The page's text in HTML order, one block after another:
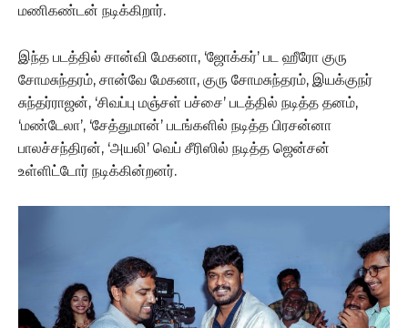
மணிகண்டன் நடிக்கிறார்.
இந்த படத்தில் சான்வி மேகனா, ‘ஜோக்கர்’ பட ஹீரோ குரு
சோமசுந்தரம், சான்வே மேகனா, குரு சோமசுந்தரம், இயக்குநர்
சுந்தர்ராஜன், ‘சிவப்பு மஞ்சள் பச்சை’ படத்தில் நடித்த தனம்,
‘மண்டேலா’, ‘சேத்துமான்’ படங்களில் நடித்த பிரசன்னா
பாலச்சந்திரன், ‘அயலி’ வெப் சீரிஸில் நடித்த ஜென்சன்
உள்ளிட்டோர் நடிக்கின்றனர்.